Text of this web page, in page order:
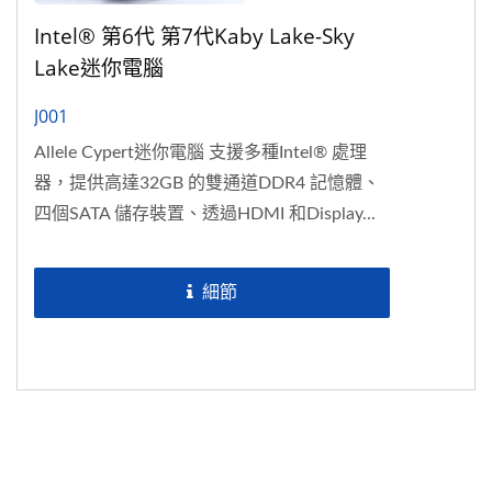
Intel® 第6代 第7代Kaby Lake-Sky
Lake迷你電腦
J001
Allele Cypert迷你電腦 支援多種Intel® 處理
器，提供高達32GB 的雙通道DDR4 記憶體、
四個SATA 儲存裝置、透過HDMI 和Display...
細節